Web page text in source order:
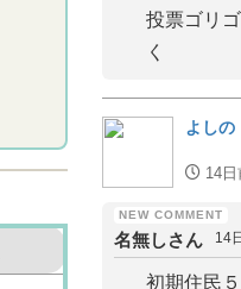
投票ゴリ
く
よしの
14日
名無しさん 14
初期住民